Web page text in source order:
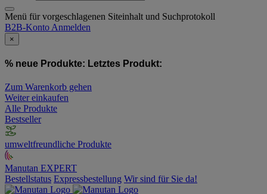
Menü für vorgeschlagenen Siteinhalt und Suchprotokoll
B2B-Konto Anmelden
×
% neue Produkte: Letztes Produkt:
Zum Warenkorb gehen
Weiter einkaufen
Alle Produkte
Bestseller
umweltfreundliche Produkte
Manutan EXPERT
Bestellstatus Expressbestellung Wir sind für Sie da!